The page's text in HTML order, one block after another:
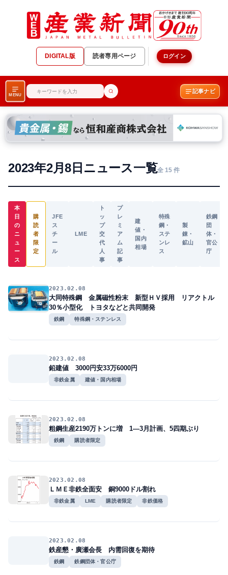
DIGITAL版 読者専用ページ ログイン
MENU
記事ナビ
2023年2月8日ニュース一覧全 15 件
本
日
の
ニ
ュ
ー
ス
購
読
者
限
定
JFE
ス
チ
ー
ル
LME
ト
ッ
プ
交
代
人
事
プ
レ
ミ
ア
ム
記
事
建
値・
国内
相場
特殊
鋼・
ステ
ンレ
ス
製
錬・
鉱山
鉄鋼
団
体・
官公
庁
2023.02.08
大同特殊鋼 金属磁性粉末 新型ＨＶ採用 リアクトル
30％小型化 トヨタなどと共同開発
鉄鋼 特殊鋼・ステンレス
2023.02.08
鉛建値 3000円安33万6000円
非鉄金属 建値・国内相場
2023.02.08
粗鋼生産2190万トンに増 1―3月計画、5四期ぶり
鉄鋼 購読者限定
2023.02.08
ＬＭＥ非鉄全面安 銅9000ドル割れ
非鉄金属 LME 購読者限定 非鉄価格
2023.02.08
鉄産懇・廣瀬会長 内需回復を期待
鉄鋼 鉄鋼団体・官公庁